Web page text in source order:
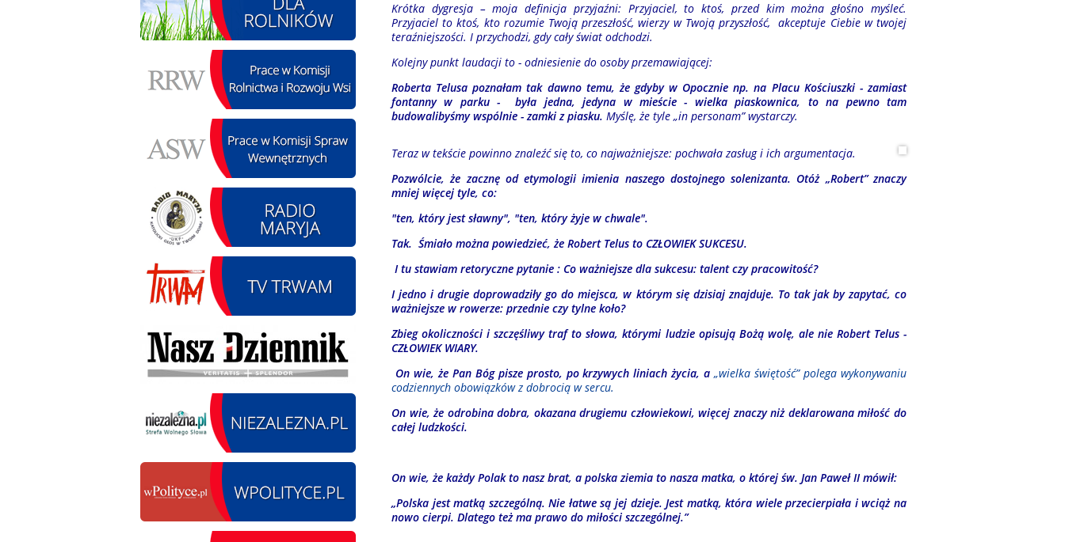
SIERPIEŃ
09
09.08.2026 r. -
Jubileusz OSP. Żerniki
czytaj więcej
SIERPIEŃ
11
11.08.2026 r. -
Popisanie unowy z
firmą Boenig. Łódź
czytaj więcej
SIERPIEŃ
12
Oddanie drogi.
czytaj więcej
13
Pojazdów
zabytkowych. Wieluń
Ożarów
czytaj więcej
14.08.2026 r. - Dzień
Krótka dygresja – moja definicja przyjaźni: Przyjaciel, to ktoś, przed kim można głośno myśleć.
Przyjaciel to ktoś, kto rozumie Twoją przeszłość, wierzy w Twoją przyszłość, akceptuje Ciebie w twojej
teraźniejszości. I przychodzi, gdy cały świat odchodzi.
Kolejny punkt laudacji to - odniesienie do osoby przemawiającej:
Roberta Telusa poznałam tak dawno temu, że gdyby w Opocznie np. na Placu Kościuszki - zamiast
fontanny w parku - była jedna, jedyna w mieście - wielka piaskownica, to na pewno tam
budowalibyśmy wspólnie - zamki z piasku. Myślę, że tyle „in personam” wystarczy.
Teraz w tekście powinno znaleźć się to, co najważniejsze: pochwała zasług i ich argumentacja.
Pozwólcie, że zacznę od etymologii imienia naszego dostojnego solenizanta. Otóż „Robert” znaczy
mniej więcej tyle, co:
"ten, który jest sławny", "ten, który żyje w chwale".
Tak. Śmiało można powiedzieć, że Robert Telus to CZŁOWIEK SUKCESU.
I tu stawiam retoryczne pytanie : Co ważniej­sze dla suk­ce­su: ta­lent czy pra­cowi­tość?
I jedno i drugie doprowadziły go do miejsca, w którym się dzisiaj znajduje. To tak jak by zapytać, co
ważniej­sze w ro­werze: przed­nie czy tyl­ne koło?
Zbieg okoliczności i szczęśliwy traf to słowa, którymi ludzie opisują Bożą wolę, ale nie Robert Telus -
CZŁOWIEK WIARY.
On wie, że Pan Bóg pisze prosto, po krzywych liniach życia, a„wielka świętość” polega wykonywaniu
codziennych obowiązków z dobrocią w sercu.
On wie, że odrobina dobra, okazana drugiemu człowiekowi, więcej znaczy niż deklarowana miłość do
całej ludzkości.
On wie, że każdy Polak to nasz brat, a polska ziemia to nasza matka, o której św. Jan Paweł II mówił:
„Polska jest matką szczególną. Nie łatwe są jej dzieje. Jest matką, która wiele przecierpiała i wciąż na
nowo cierpi. Dlatego też ma prawo do miłości szczególnej.”